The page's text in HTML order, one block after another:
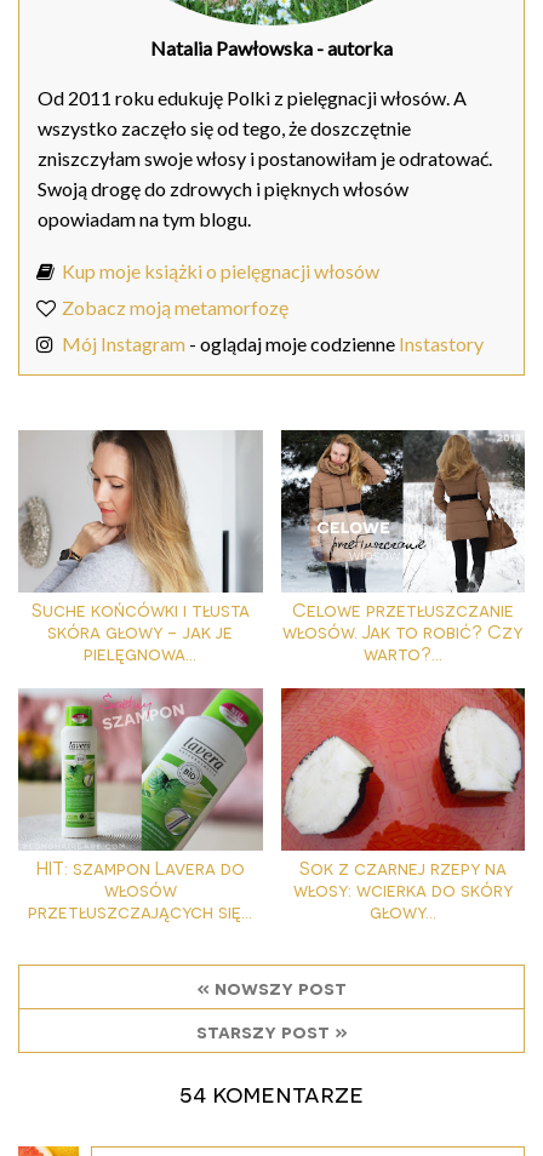
Natalia Pawłowska - autorka
Od 2011 roku edukuję Polki z pielęgnacji włosów. A
wszystko zaczęło się od tego, że doszczętnie
zniszczyłam swoje włosy i postanowiłam je odratować.
Swoją drogę do zdrowych i pięknych włosów
opowiadam na tym blogu.
Kup moje książki o pielęgnacji włosów
Zobacz moją metamorfozę
Mój Instagram - oglądaj moje codzienne Instastory
Suche końcówki i tłusta
skóra głowy - jak je
pielęgnowa...
Celowe przetłuszczanie
włosów. Jak to robić? Czy
warto?...
HIT: szampon Lavera do
włosów
przetłuszczających się...
Sok z czarnej rzepy na
włosy: wcierka do skóry
głowy...
« nowszy post
starszy post »
54 komentarze